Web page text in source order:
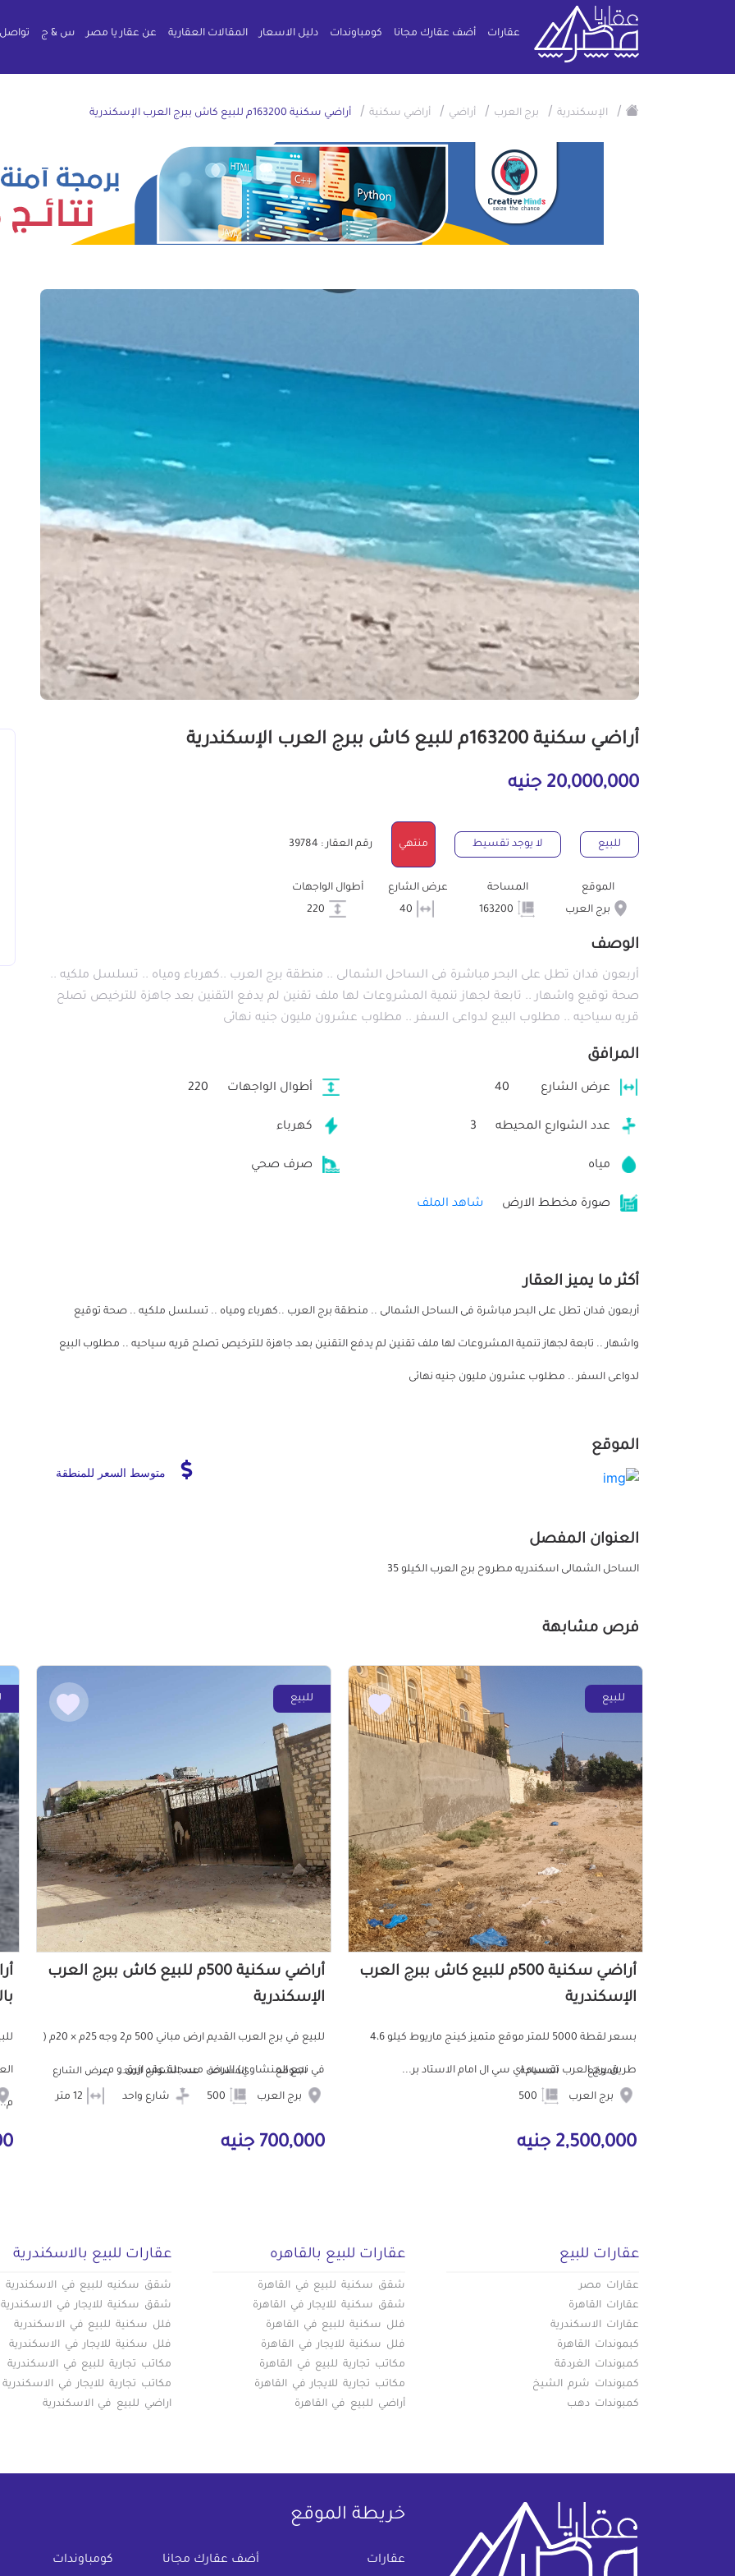
عقارات أضف عقارك مجانا كومباوندات دليل الاسعار المقالات العقارية عن عقار يا مصر س & ج
/ الإسكندرية / برج العرب / أراضي / أراضي سكنية / أراضي سكنية 163200م للبيع كاش ببرج العرب الإسكندرية
أراضي سكنية 163200م للبيع كاش ببرج العرب الإسكندرية
20,000,000 جنيه
للبيع لا يوجد تقسيط منتهي رقم العقار : 39784
الموقع
برج العرب
المساحة
عرض الشارع
أطوال الواجهات
الوصف
أربعون فدان تطل على البحر مباشرة فى الساحل الشمالى .. منطقة برج العرب ..كهرباء ومياه .. تسلسل ملكيه ..
صحة توقيع واشهار .. تابعة لجهاز تنمية المشروعات لها ملف تقنين لم يدفع التقنين بعد جاهزة للترخيص تصلح
قريه سياحيه .. مطلوب البيع لدواعى السفر .. مطلوب عشرون مليون جنيه نهائى
المرافق
عرض الشارع 40 أطوال الواجهات 220
عدد الشوارع المحيطه 3 كهرباء
مياه صرف صحي
صورة مخطط الارض شاهد الملف
أكثر ما يميز العقار
أربعون فدان تطل على البحر مباشرة فى الساحل الشمالى .. منطقة برج العرب ..كهرباء ومياه .. تسلسل ملكيه .. صحة توقيع
واشهار .. تابعة لجهاز تنمية المشروعات لها ملف تقنين لم يدفع التقنين بعد جاهزة للترخيص تصلح قريه سياحيه .. مطلوب البيع
لدواعى السفر .. مطلوب عشرون مليون جنيه نهائى
الموقع
متوسط السعر للمنطقة
العنوان المفصل
الساحل الشمالى اسكندريه مطروح برج العرب الكيلو 35
فرص مشابهة
للبيع
أراضي سكنية 500م للبيع كاش ببرج العرب
الإسكندرية
بسعر لقطة 5000 للمتر موقع متميز كينج ماريوط كيلو 4،6
طريق برج العرب تقسيم اي سي ال امام الاستاد بر...
الموقع
برج العرب
المساحة
2,500,000 جنيه
للبيع
أراضي سكنية 500م للبيع كاش ببرج العرب
الإسكندرية
للبيع في برج العرب القديم ارض مباني 500 م2 وجه 25م × 20م (
في نجع المنشاوي) الارض مسجلة عقد ازرق و م...
الموقع
برج العرب
المساحة عدد الشوارع المحيطه
شارع واحد
عرض الشارع
700,000 جنيه
عقارات للبيع
عقارات مصر
عقارات القاهرة
عقارات الاسكندرية
كبموندات القاهرة
كمبوندات الغردقة
كمبوندات شرم الشيخ
كمبوندات دهب
عقارات للبيع بالقاهره
شقق سكنية للبيع في القاهرة
شقق سكنية للايجار في القاهرة
فلل سكنية للبيع في القاهرة
فلل سكنية للايجار في القاهرة
مكاتب تجارية للبيع في القاهرة
مكاتب تجارية للايجار في القاهرة
أراضي للبيع في القاهرة
عقارات للبيع بالاسكندرية
شقق سكنيه للبيع في الاسكندرية
شقق سكنية للايجار في الاسكندرية
فلل سكنية للبيع في الاسكندرية
فلل سكنية للايجار في الاسكندرية
مكاتب تجارية للبيع في الاسكندرية
مكاتب تجارية للايجار في الاسكندرية
اراضي للبيع في الاسكندرية
خريطة الموقع
عقارات أضف عقارك مجانا كومباوندات